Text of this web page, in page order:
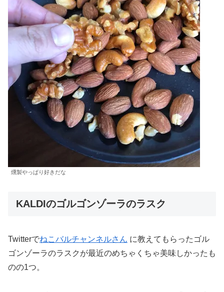
燻製やっぱり好きだな
KALDIのゴルゴンゾーラのラスク
Twitterでねこバルチャンネルさん に教えてもらったゴル
ゴンゾーラのラスクが最近のめちゃくちゃ美味しかったも
のの1つ。